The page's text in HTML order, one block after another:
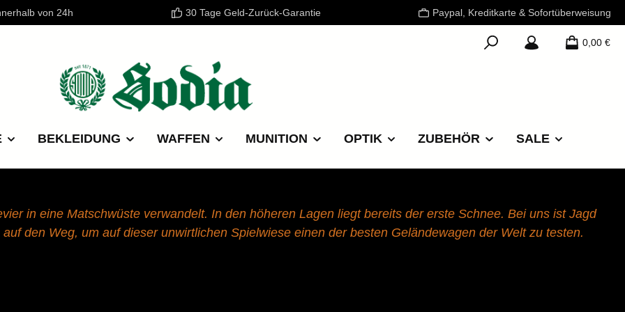
von 24h 30 Tage Geld-Zurück-Garantie Paypal, Kreditkarte & Sofortüberweisung
0,00 €
BEKLEIDUNG WAFFEN MUNITION OPTIK ZUBEHÖR SALE
in eine Matschwüste verwandelt. In den höheren Lagen liegt bereits der erste Schnee. Bei uns ist Jagd
den Weg, um auf dieser unwirtlichen Spielwiese einen der besten Geländewagen der Welt zu testen.